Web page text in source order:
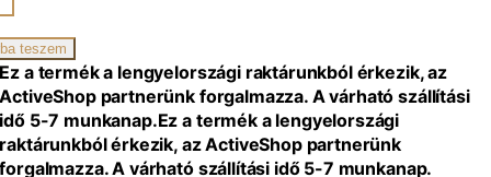
teszem
Ez a termék a lengyelországi raktárunkból érkezik, az
ActiveShop partnerünk forgalmazza. A várható szállítási
idő 5-7 munkanap.Ez a termék a lengyelországi
raktárunkból érkezik, az ActiveShop partnerünk
forgalmazza. A várható szállítási idő 5-7 munkanap.